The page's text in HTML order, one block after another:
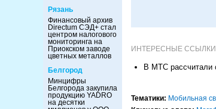
Рязань
Финансовый архив
Directum СЭД+ стал
центром налогового
мониторинга на
Приокском заводе
цветных металлов
Белгород
Минцифры
Белгорода закупила
продукцию YADRO
на десятки
ИНТЕРЕСНЫЕ ССЫЛКИ
В МТС рассчитали
Тематики: Мобильная